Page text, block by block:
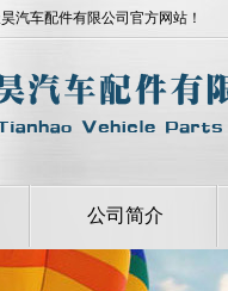
汽车配件有限公司官方网站！
公司简介